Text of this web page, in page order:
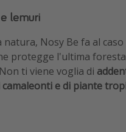
lemuri
Nosy Be fa al
protegge l'ultima
ti viene voglia di
e di piante